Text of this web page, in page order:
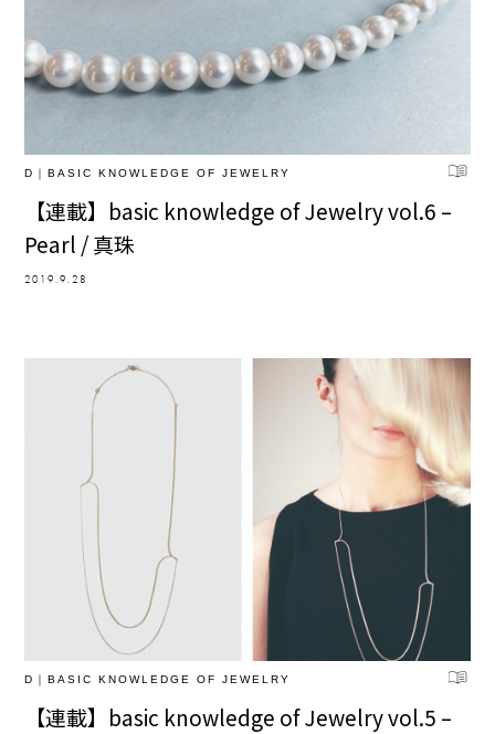
D｜BASIC KNOWLEDGE OF JEWELRY
【連載】basic knowledge of Jewelry vol.6 –
Pearl / 真珠
2019.9.28
D｜BASIC KNOWLEDGE OF JEWELRY
【連載】basic knowledge of Jewelry vol.5 –